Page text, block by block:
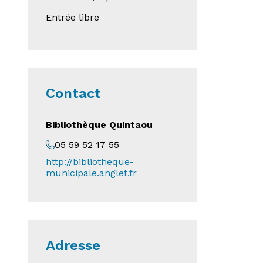
Entrée libre
Contact
Bibliothèque Quintaou
05 59 52 17 55
http://bibliotheque-
municipale.anglet.fr
Adresse